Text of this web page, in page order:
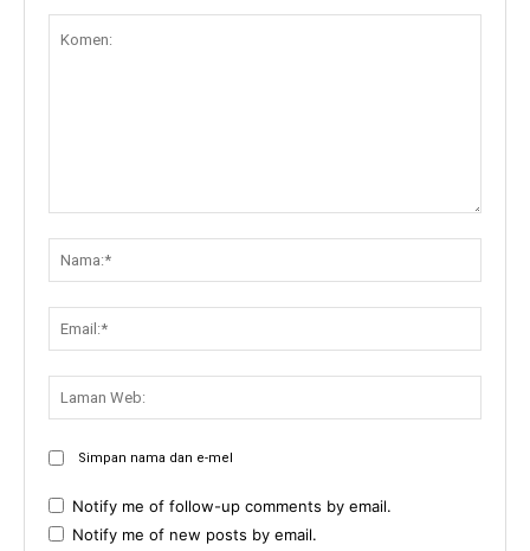
Simpan nama dan e-mel
Notify me of follow-up comments by email.
Notify me of new posts by email.